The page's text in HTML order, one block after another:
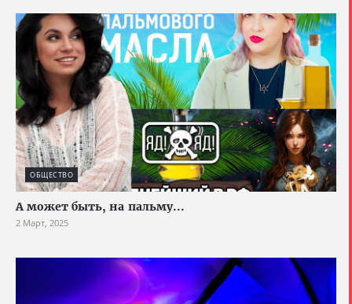
ОБЩЕСТВО
А может быть, на пальму...
2 Март, 2025